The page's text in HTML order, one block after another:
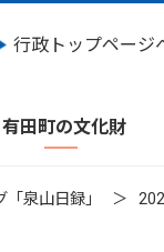
行政トップページ
有田町の文化財
泉山日録」